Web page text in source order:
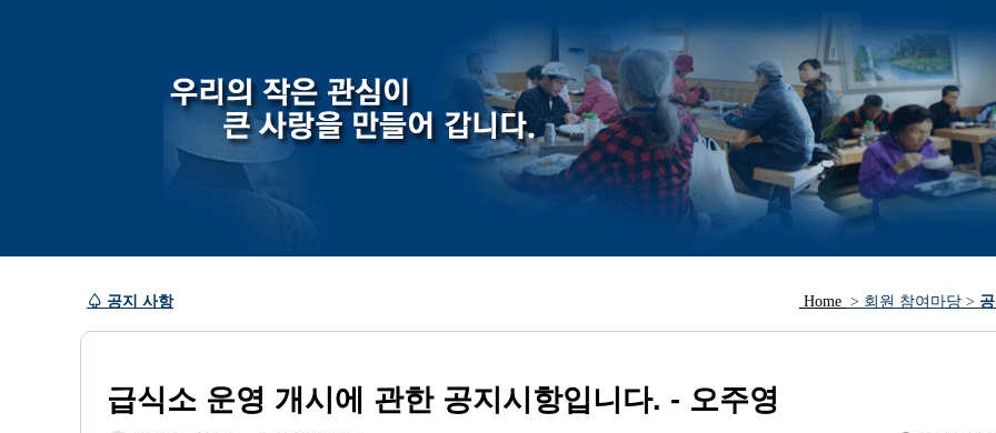
♤ 공지 사항 Home > 회원 참여마당 >
급식소 운영 개시에 관한 공지시항입니다. - 오주영
방문인사.